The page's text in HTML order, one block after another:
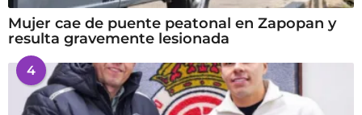
Mujer cae de puente peatonal en Zapopan y
resulta gravemente lesionada
4